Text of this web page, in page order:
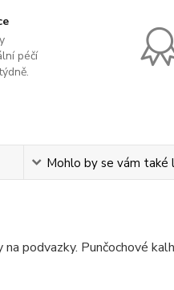
péčí
Mohlo by se vám také
podvazky. Punčochové